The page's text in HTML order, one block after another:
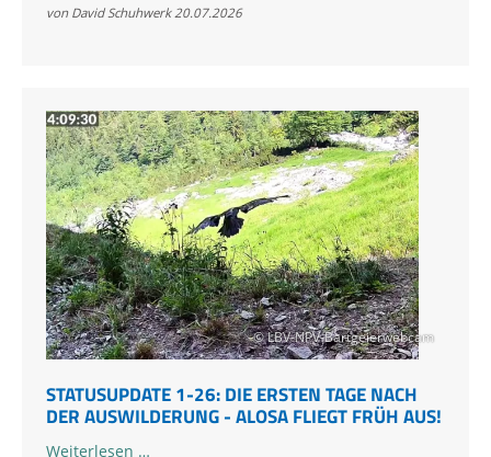
ausgeflogen!
von David Schuhwerk20.07.2026
© LBV-NPV-Bartgeierwebcam
STATUSUPDATE 1-26: DIE ERSTEN TAGE NACH
DER AUSWILDERUNG - ALOSA FLIEGT FRÜH AUS!
Weiterlesen …